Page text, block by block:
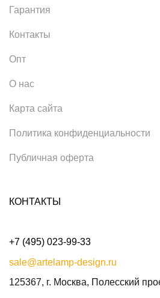
Гарантия
Контакты
Опт
О нас
Карта сайта
Политика конфиденциальности
Публичная оферта
КОНТАКТЫ
+7 (495) 023-99-33
sale@artelamp-design.ru
125367, г. Москва, Полесский